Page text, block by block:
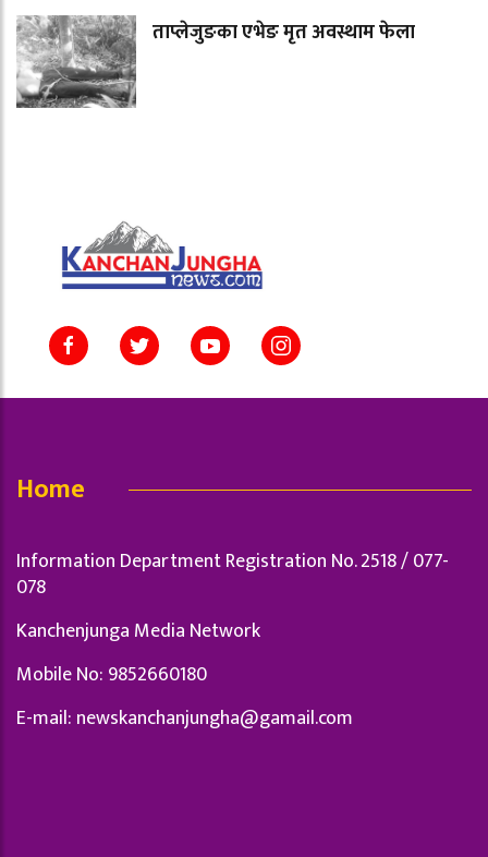
ताप्लेजुङका एभेङ मृत अवस्थाम फेला
Home
Information Department Registration No. 2518 / 077-
078
Kanchenjunga Media Network
Mobile No: 9852660180
E-mail: newskanchanjungha@gamail.com